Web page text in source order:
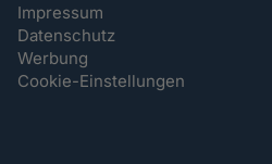
Impressum
Datenschutz
Werbung
Cookie-Einstellungen